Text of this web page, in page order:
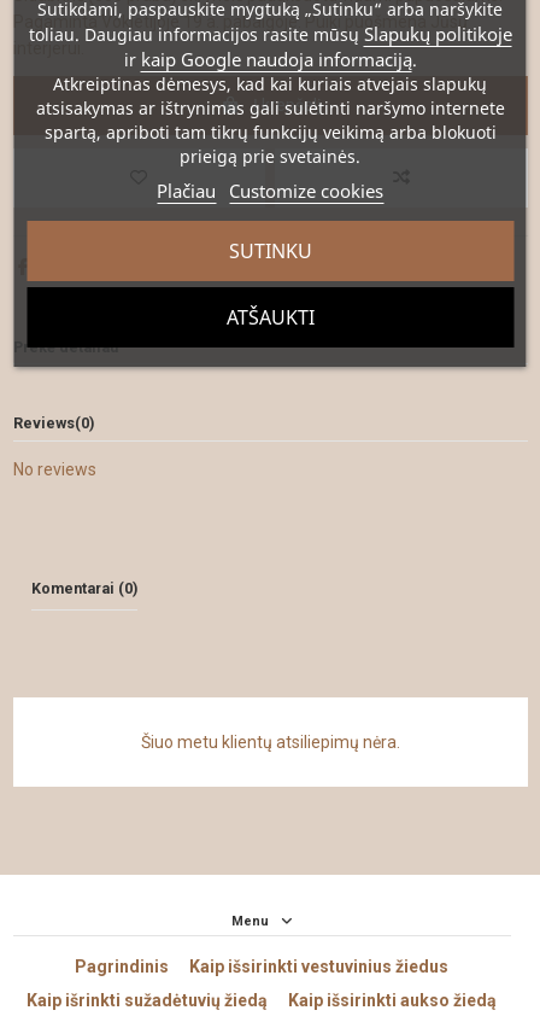
Pagaminta Vokietijoje 19 a. pabaigoje. Puiki puošmena Jūsų
Į krepšelį
Prekė detaliau
Reviews(0)
No reviews
Komentarai (0)
Šiuo metu klientų atsiliepimų nėra.
Menu
Pagrindinis
Kaip išsirinkti vestuvinius žiedus
Kaip išrinkti sužadėtuvių žiedą
Kaip išsirinkti aukso žiedą
Sutikdami, paspauskite mygtuką „Sutinku“ arba naršykite
toliau. Daugiau informacijos rasite mūsų Slapukų politikoje
ir kaip Google naudoja informaciją.
Atkreiptinas dėmesys, kad kai kuriais atvejais slapukų
atsisakymas ar ištrynimas gali sulėtinti naršymo internete
spartą, apriboti tam tikrų funkcijų veikimą arba blokuoti
prieigą prie svetainės.
Plačiau Customize cookies
ATŠAUKTI
SUTINKU